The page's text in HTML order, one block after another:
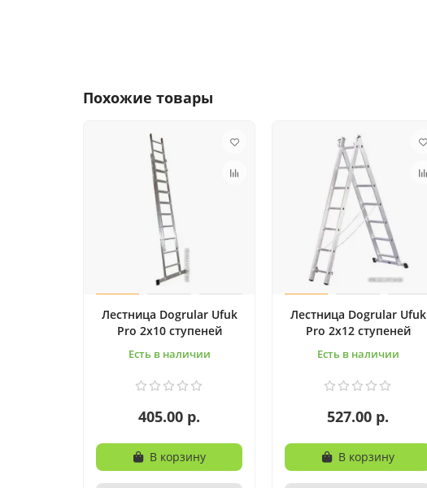
Похожие товары
Лестница Dogrular Ufuk
Pro 2x10 ступеней
Есть в наличии
405.00 р.
В корзину
Лестница Dogrular Ufuk
Pro 2x12 ступеней
Есть в наличии
527.00 р.
В корзину